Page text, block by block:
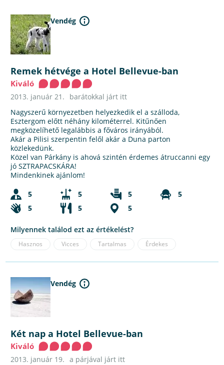
Vendég
Remek hétvége a Hotel Bellevue-ban
Kiváló
2013. január 21.
barátokkal járt itt
Nagyszerű környezetben helyezkedik el a szálloda,
Esztergom előtt néhány kilométerrel. Kitűnően
megközelíhető legalábbis a főváros irányából.
Akár a Pilisi szerpentin felől akár a Duna parton
közlekedünk.
Közel van Párkány is ahová szintén érdemes átruccanni egy
jó SZTRAPACSKÁRA!
Mindenkinek ajánlom!
5
5 5
5
5
5 5
Milyennek találod ezt az értékelést?
Hasznos Vicces Tartalmas Érdekes
Vendég
Két nap a Hotel Bellevue-ban
Kiváló
2013. január 19. a párjával járt itt